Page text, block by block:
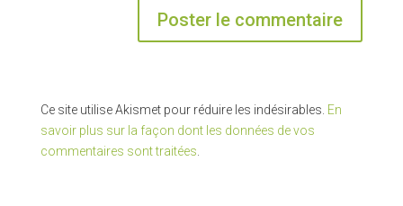
Ce site utilise Akismet pour réduire les indésirables. En
savoir plus sur la façon dont les données de vos
commentaires sont traitées